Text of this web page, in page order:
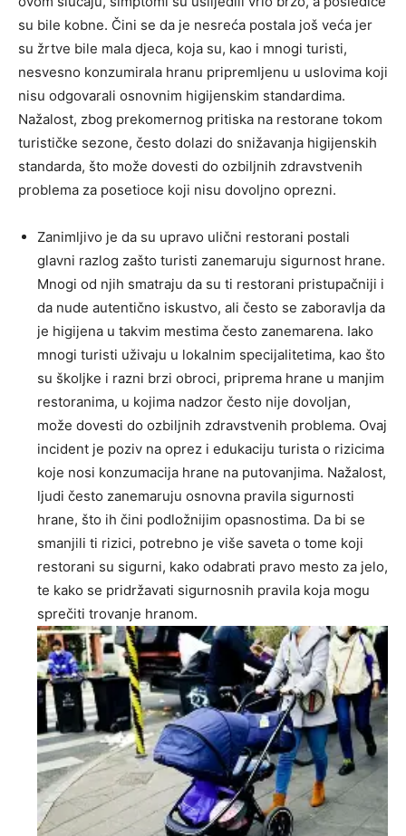
su bile kobne. Čini se da je nesreća postala još veća jer
su žrtve bile mala djeca, koja su, kao i mnogi turisti,
nesvesno konzumirala hranu pripremljenu u uslovima koji
nisu odgovarali osnovnim higijenskim standardima.
Nažalost, zbog prekomernog pritiska na restorane tokom
turističke sezone, često dolazi do snižavanja higijenskih
standarda, što može dovesti do ozbiljnih zdravstvenih
problema za posetioce koji nisu dovoljno oprezni.
Zanimljivo je da su upravo ulični restorani postali
glavni razlog zašto turisti zanemaruju sigurnost hrane.
Mnogi od njih smatraju da su ti restorani pristupačniji i
da nude autentično iskustvo, ali često se zaboravlja da
je higijena u takvim mestima često zanemarena. Iako
mnogi turisti uživaju u lokalnim specijalitetima, kao što
su školjke i razni brzi obroci, priprema hrane u manjim
restoranima, u kojima nadzor često nije dovoljan,
može dovesti do ozbiljnih zdravstvenih problema. Ovaj
incident je poziv na oprez i edukaciju turista o rizicima
koje nosi konzumacija hrane na putovanjima. Nažalost,
ljudi često zanemaruju osnovna pravila sigurnosti
hrane, što ih čini podložnijim opasnostima. Da bi se
smanjili ti rizici, potrebno je više saveta o tome koji
restorani su sigurni, kako odabrati pravo mesto za jelo,
te kako se pridržavati sigurnosnih pravila koja mogu
sprečiti trovanje hranom.